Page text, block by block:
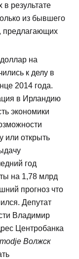
результате
из бывшего
предлагающих
на
к делу в
2014 года.
в Ирландию
экономики
или открыть
год
на 1,78 млрд
прогноз что
Депутат
Владимир
Центробанка
Волжск